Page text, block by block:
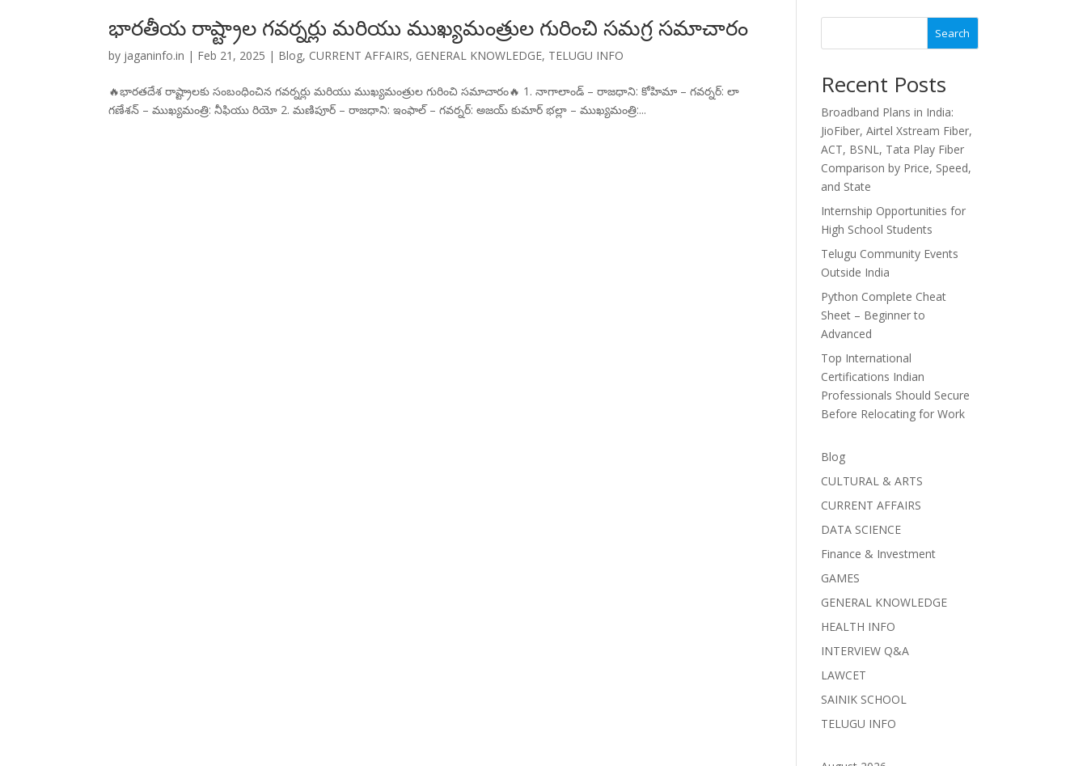
భారతీయ రాష్ట్రాల గవర్నర్లు మరియు ముఖ్యమంత్రుల గురించి సమగ్ర సమాచారం
by jaganinfo.in | Feb 21, 2025 | Blog, CURRENT AFFAIRS, GENERAL KNOWLEDGE, TELUGU INFO
🔥భారతదేశ రాష్ట్రాలకు సంబంధించిన గవర్నర్లు మరియు ముఖ్యమంత్రుల గురించి సమాచారం🔥 1. నాగాలాండ్ – రాజధాని: కోహిమా – గవర్నర్: లా
గణేశన్ – ముఖ్యమంత్రి: నీఫియు రియో 2. మణిపూర్ – రాజధాని: ఇంఫాల్ – గవర్నర్: అజయ్ కుమార్ భల్లా – ముఖ్యమంత్రి:...
Search
Recent Posts
Broadband Plans in India:
JioFiber, Airtel Xstream Fiber,
ACT, BSNL, Tata Play Fiber
Comparison by Price, Speed,
and State
Internship Opportunities for
High School Students
Telugu Community Events
Outside India
Python Complete Cheat
Sheet – Beginner to
Advanced
Top International
Certifications Indian
Professionals Should Secure
Before Relocating for Work
Blog
CULTURAL & ARTS
CURRENT AFFAIRS
DATA SCIENCE
Finance & Investment
GAMES
GENERAL KNOWLEDGE
HEALTH INFO
INTERVIEW Q&A
LAWCET
SAINIK SCHOOL
TELUGU INFO